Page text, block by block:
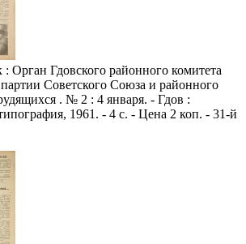
: Орган Гдовского районного комитета
Советского Союза и районного
. № 2 : 4 января. - Гдов :
1961. - 4 с. - Цена 2 коп. - 31-й